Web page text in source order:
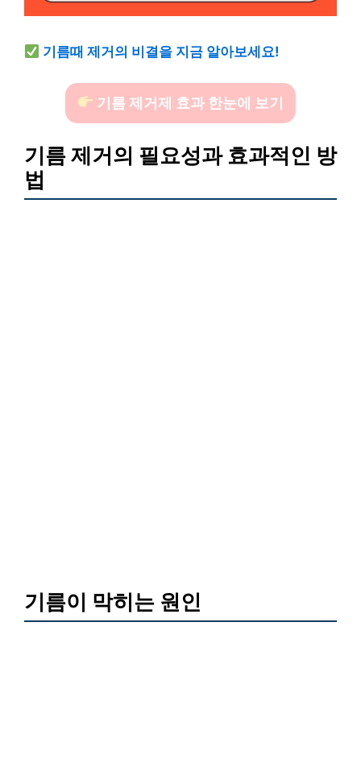
기름때 제거의 비결을 지금 알아보세요!
기름 제거제 효과 한눈에 보기
기름 제거의 필요성과 효과적인 방
법
기름이 막히는 원인